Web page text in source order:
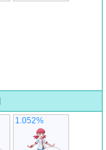
1.052%